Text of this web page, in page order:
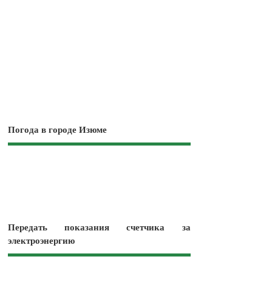
Погода в городе Изюме
Передать показания счетчика за
электроэнергию